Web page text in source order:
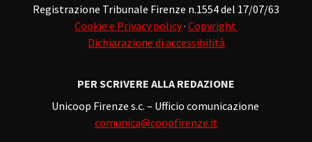
Registrazione Tribunale Firenze n.1554 del 17/07/63
Cookie e Privacy policy· Copyright
Dichiarazione di accessibilità
PER SCRIVERE ALLA REDAZIONE
Unicoop Firenze s.c. – Ufficio comunicazione
comunica@coopfirenze.it